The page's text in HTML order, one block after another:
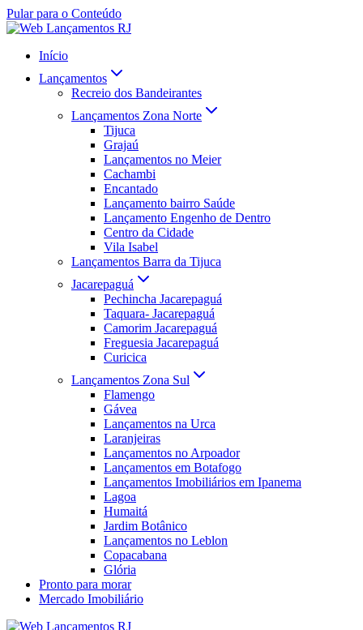
Pular para o Conteúdo
Início
Lançamentos
Recreio dos Bandeirantes
Lançamentos Zona Norte
Tijuca
Grajaú
Lançamentos no Meier
Cachambi
Encantado
Lançamento bairro Saúde
Lançamento Engenho de Dentro
Centro da Cidade
Vila Isabel
Lançamentos Barra da Tijuca
Jacarepaguá
Pechincha Jacarepaguá
Taquara- Jacarepaguá
Camorim Jacarepaguá
Freguesia Jacarepaguá
Curicica
Lançamentos Zona Sul
Flamengo
Gávea
Lançamentos na Urca
Laranjeiras
Lançamentos no Arpoador
Lançamentos em Botafogo
Lançamentos Imobiliários em Ipanema
Lagoa
Humaitá
Jardim Botânico
Lançamentos no Leblon
Copacabana
Glória
Pronto para morar
Mercado Imobiliário